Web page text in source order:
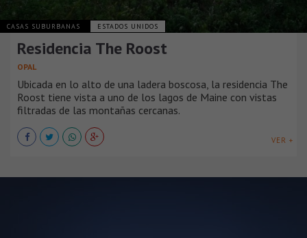
CASAS SUBURBANAS ESTADOS UNIDOS
Residencia The Roost
OPAL
Ubicada en lo alto de una ladera boscosa, la residencia The
Roost tiene vista a uno de los lagos de Maine con vistas
filtradas de las montañas cercanas.
VER +